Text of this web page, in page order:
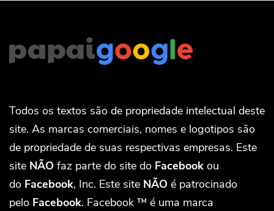
Todos os textos são de propriedade intelectual deste
site. As marcas comerciais, nomes e logotipos são
de propriedade de suas respectivas empresas. Este
site NÃO faz parte do site do Facebook ou
do Facebook, Inc. Este site NÃO é patrocinado
pelo Facebook. Facebook ™ é uma marca